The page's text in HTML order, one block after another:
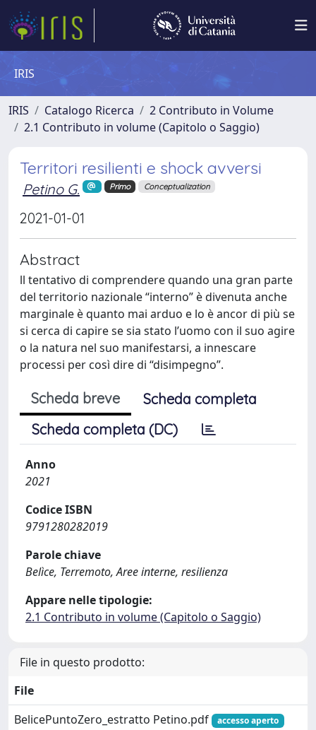
IRIS
IRIS Catalogo Ricerca
2 Contributo in Volume
2.1 Contributo in volume (Capitolo o Saggio)
Territori resilienti e shock avversi
Petino G. Primo Conceptualization
2021-01-01
Abstract
ll tentativo di comprendere quando una gran parte
del territorio nazionale “interno” è divenuta anche
marginale è quanto mai arduo e lo è ancor di più se
si cerca di capire se sia stato l’uomo con il suo agire
o la natura nel suo manifestarsi, a innescare
processi per così dire di “disimpegno”.
Scheda breve
Scheda completa
Scheda completa (DC)
Anno
2021
Codice ISBN
9791280282019
Parole chiave
Belìce, Terremoto, Aree interne, resilienza
Appare nelle tipologie:
2.1 Contributo in volume (Capitolo o Saggio)
File in questo prodotto:
File
BelicePuntoZero_estratto Petino.pdf
accesso aperto